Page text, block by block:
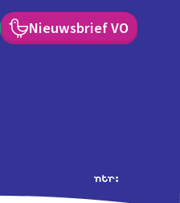
Nieuwsbrief VO